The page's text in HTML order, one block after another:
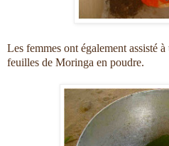
Les femmes ont également assisté
feuilles de Moringa en poudre.